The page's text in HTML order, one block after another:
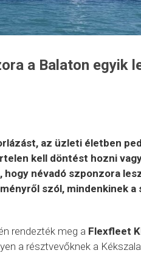
a Balaton egyik
az üzleti életben
kell döntést hozni
névadó szponzora
szól, mindenkinek a
rendezték meg a Flexfleet
a résztvevőknek a